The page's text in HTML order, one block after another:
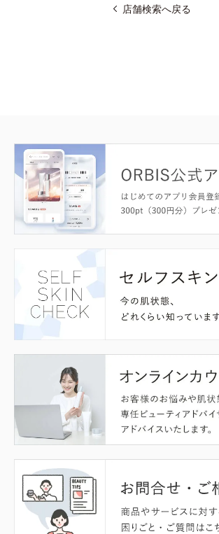
店舗検索へ戻る